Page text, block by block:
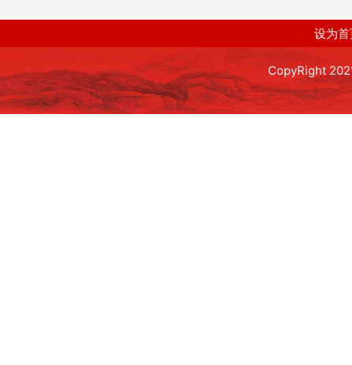
设为
CopyRight